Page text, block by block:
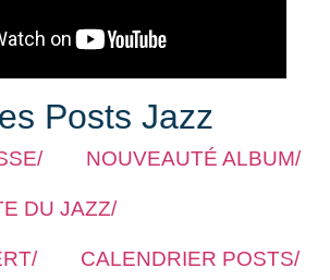
Posts Jazz
NOUVEAUTÉ ALBUM/
DU JAZZ/
CALENDRIER POSTS/